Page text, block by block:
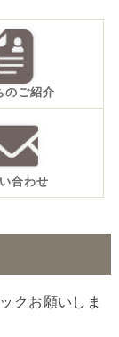
のご紹介
合わせ
クお願いしま